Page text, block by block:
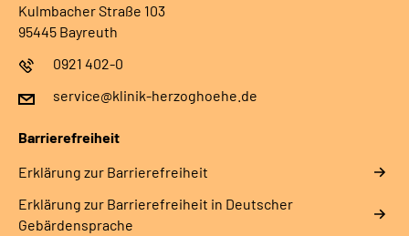
Kulmbacher Straße 103
95445 Bayreuth
0921 402-0
service@klinik-herzoghoehe.de
Barrierefreiheit
Erklärung zur Barrierefreiheit
Erklärung zur Barrierefreiheit in Deutscher
Gebärdensprache